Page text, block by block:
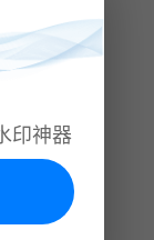
印神器